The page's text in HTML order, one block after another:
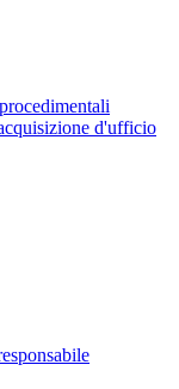
d'ufficio